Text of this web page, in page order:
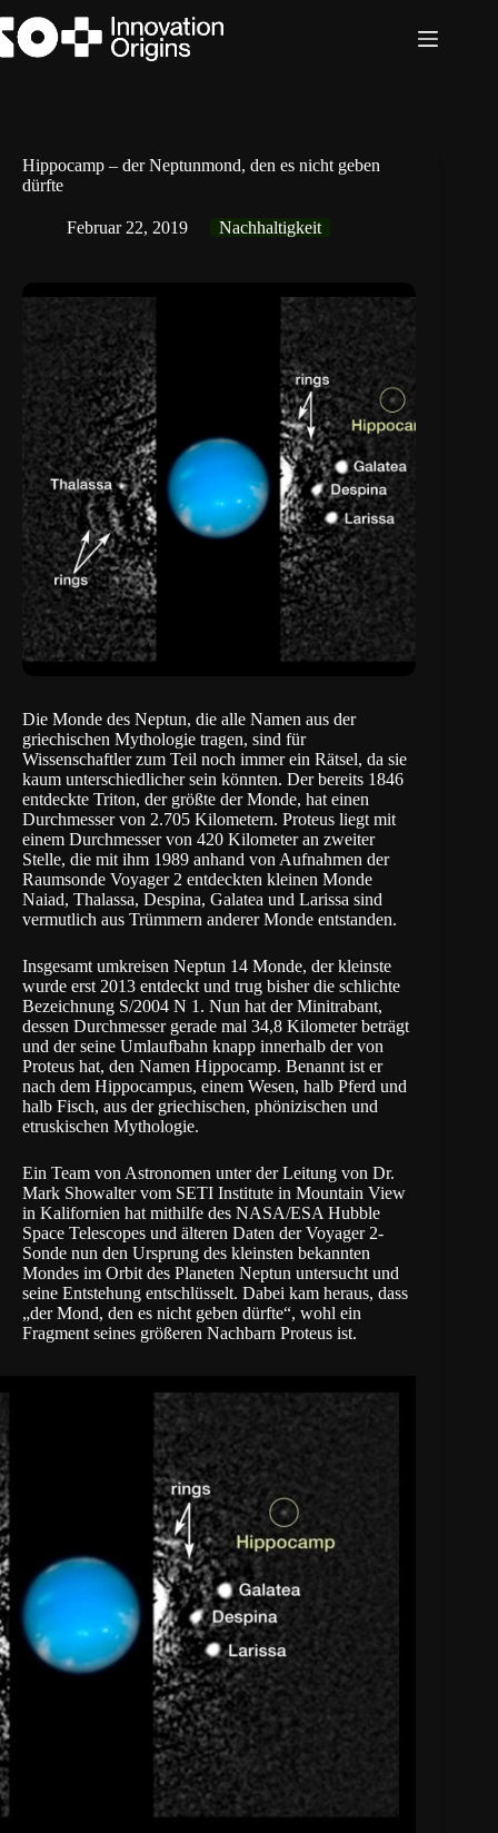
Inhalt
springen
Hippocamp – der Neptunmond, den es nicht geben
dürfte
Februar 22, 2019 Nachhaltigkeit
Die Monde des Neptun, die alle Namen aus der
griechischen Mythologie tragen, sind für
Wissenschaftler zum Teil noch immer ein Rätsel, da sie
kaum unterschiedlicher sein könnten. Der bereits 1846
entdeckte Triton, der größte der Monde, hat einen
Durchmesser von 2.705 Kilometern. Proteus liegt mit
einem Durchmesser von 420 Kilometer an zweiter
Stelle, die mit ihm 1989 anhand von Aufnahmen der
Raumsonde Voyager 2 entdeckten kleinen Monde
Naiad, Thalassa, Despina, Galatea und Larissa sind
vermutlich aus Trümmern anderer Monde entstanden.
Insgesamt umkreisen Neptun 14 Monde, der kleinste
wurde erst 2013 entdeckt und trug bisher die schlichte
Bezeichnung S/2004 N 1. Nun hat der Minitrabant,
dessen Durchmesser gerade mal 34,8 Kilometer beträgt
und der seine Umlaufbahn knapp innerhalb der von
Proteus hat, den Namen Hippocamp. Benannt ist er
nach dem Hippocampus, einem Wesen, halb Pferd und
halb Fisch, aus der griechischen, phönizischen und
etruskischen Mythologie.
Ein Team von Astronomen unter der Leitung von Dr.
Mark Showalter vom SETI Institute in Mountain View
in Kalifornien hat mithilfe des NASA/ESA Hubble
Space Telescopes und älteren Daten der Voyager 2-
Sonde nun den Ursprung des kleinsten bekannten
Mondes im Orbit des Planeten Neptun untersucht und
seine Entstehung entschlüsselt. Dabei kam heraus, dass
„der Mond, den es nicht geben dürfte“, wohl ein
Fragment seines größeren Nachbarn Proteus ist.